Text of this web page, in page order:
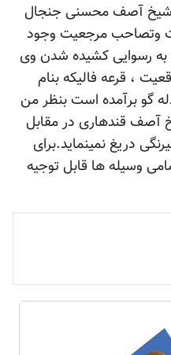
محسنی جنجال
مرجعیت وجود
کشیده شدن وی
فالیکه بنام
است بنظر من
در مقابل
نمینماید.برای
ها قابل توجیه